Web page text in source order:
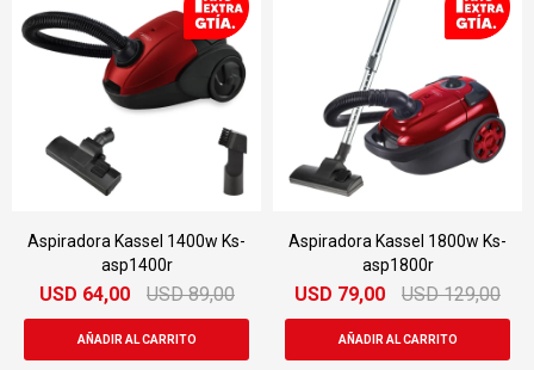
Aspiradora Kassel 1400w Ks-
asp1400r
USD 64,00 USD 89,00
Aspiradora Kassel 1800w Ks-
asp1800r
USD 79,00 USD 129,00